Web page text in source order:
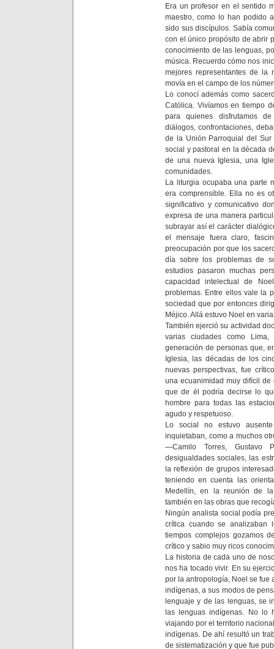
Era un profesor en el sentido
maestro, como lo han podido
sido sus discípulos. Sabía
con el único propósito de abrir
conocimiento de las lenguas,
música. Recuerdo cómo nos
mejores representantes de la
movía en el campo de los
Lo conocí además como
Católica. Vivíamos en tiempo
para quienes disfrutamos
diálogos, confrontaciones,
de la Unión Parroquial del
social y pastoral en la década
de una nueva Iglesia, una
comunidades.
La liturgia ocupaba una parte
era comprensible. Ella no es
significativo y comunicativo
expresa de una manera
subrayar así el carácter
el mensaje fuera claro,
preocupación por que los
día sobre los problemas de
estudios pasaron muchas
capacidad intelectual de
problemas. Entre ellos vale la
sociedad que por entonces
Méjico. Allá estuvo Noel en
También ejerció su actividad
varias ciudades como
generación de personas que,
Iglesia, las décadas de los
nuevas perspectivas, fue
una ecuanimidad muy difícil de
que de él podría decirse lo
hombre para todas las
agudo y respetuoso.
Lo social no estuvo
inquietaban, como a muchos
—Camilo Torres, Gustavo
desigualdades sociales, las
la reflexión de grupos
teniendo en cuenta las
Medellín, en la reunión de la
también en las obras que
Ningún analista social podía
crítica cuando se analizaban
tiempos complejos gozamos
crítico y sabio muy ricos
La historia de cada uno de
nos ha tocado vivir. En su
por la antropología, Noel se fue
indígenas, a sus modos de
lenguaje y de las lenguas, se
las lenguas indígenas. No lo
viajando por el territorio
indígenas. De ahí resultó un
de sistematización y que fue